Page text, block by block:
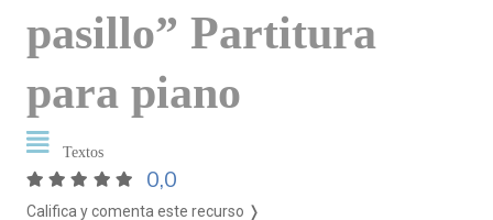
pasillo” Partitura
para piano
Textos
0,0
Califica y comenta este recurso ❭